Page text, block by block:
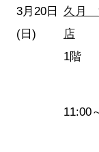
3月20日
(日)
久月
店
1階
11:00